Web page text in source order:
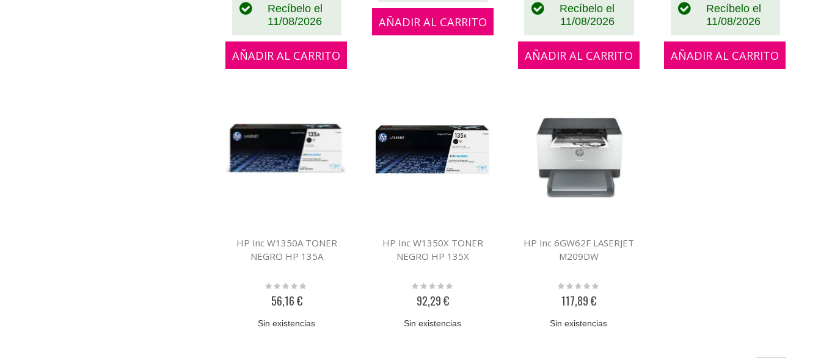
Recíbelo el
11/08/2026
AÑADIR AL CARRITO
AÑADIR AL CARRITO
Recíbelo el
11/08/2026
AÑADIR AL CARRITO
Recíbelo el
11/08/2026
AÑADIR AL CARRITO
HP Inc W1350A TONER
NEGRO HP 135A
Rating:
56,16 €
Sin existencias
HP Inc W1350X TONER
NEGRO HP 135X
Rating:
92,29 €
Sin existencias
HP Inc 6GW62F LASERJET
M209DW
Rating:
117,89 €
Sin existencias